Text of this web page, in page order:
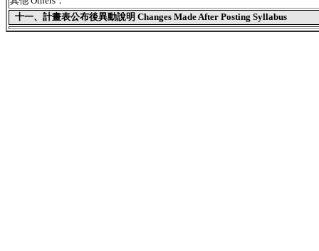
十一、 計畫表公布後異動說明 Changes Made After Posting Syllabus